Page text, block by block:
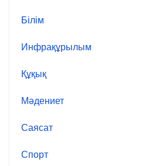
Білім
Инфрақұрылым
Құқық
Мәдениет
Саясат
Спорт